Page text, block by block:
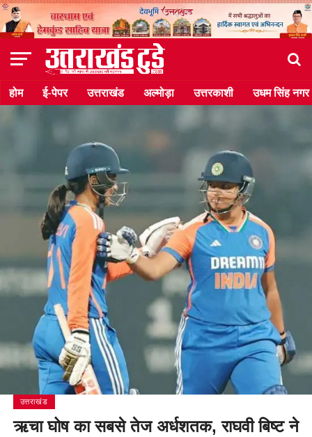
होम ई-पेपर उत्तराखंड अल्मोड़ा उत्तरकाशी उधम सिंह नगर
उत्तराखंड
ऋचा घोष का सबसे तेज अर्धशतक, राघवी बिष्ट ने